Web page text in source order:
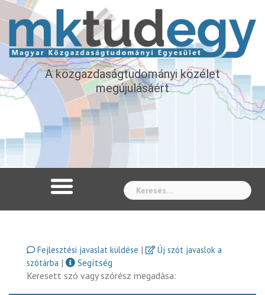
A közgazdaságtudományi közélet
megújulásáért
Fejlesztési javaslat küldése |
Új szót javaslok a
szótárba |
Segítség
Keresett szó vagy szórész megadása: